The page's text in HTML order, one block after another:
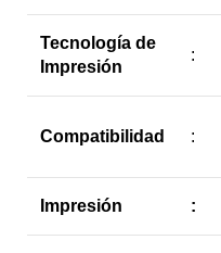
Tecnología de
Impresión
:
Compatibilidad :
Impresión :